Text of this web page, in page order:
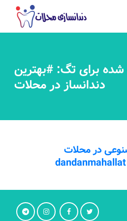
شده برای تگ: #بهترين
دندانساز در محلات
در محلات